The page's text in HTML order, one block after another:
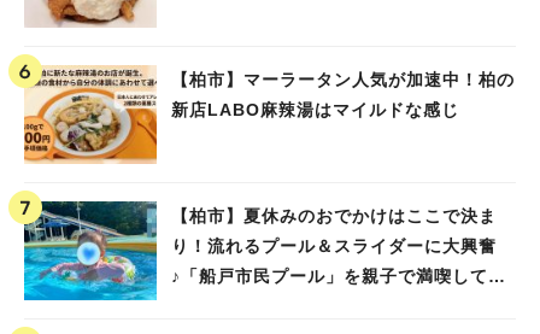
【柏市】マーラータン人気が加速中！柏の
新店LABO麻辣湯はマイルドな感じ
【柏市】夏休みのおでかけはここで決ま
り！流れるプール＆スライダーに大興奮
♪「船戸市民プール」を親子で満喫してき
人気のキーワード